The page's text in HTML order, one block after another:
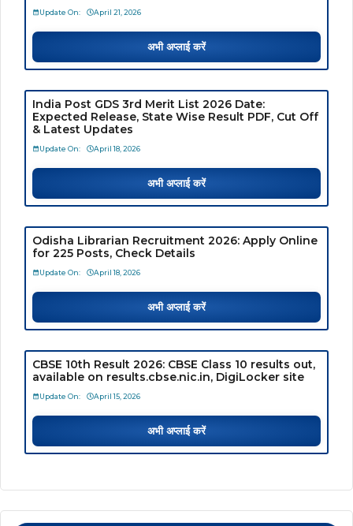
Update On: April 21, 2026
अभी अप्लाई करें
India Post GDS 3rd Merit List 2026 Date:
Expected Release, State Wise Result PDF, Cut Off
& Latest Updates
Update On: April 18, 2026
अभी अप्लाई करें
Odisha Librarian Recruitment 2026: Apply Online
for 225 Posts, Check Details
Update On: April 18, 2026
अभी अप्लाई करें
CBSE 10th Result 2026: CBSE Class 10 results out,
available on results.cbse.nic.in, DigiLocker site
Update On: April 15, 2026
अभी अप्लाई करें